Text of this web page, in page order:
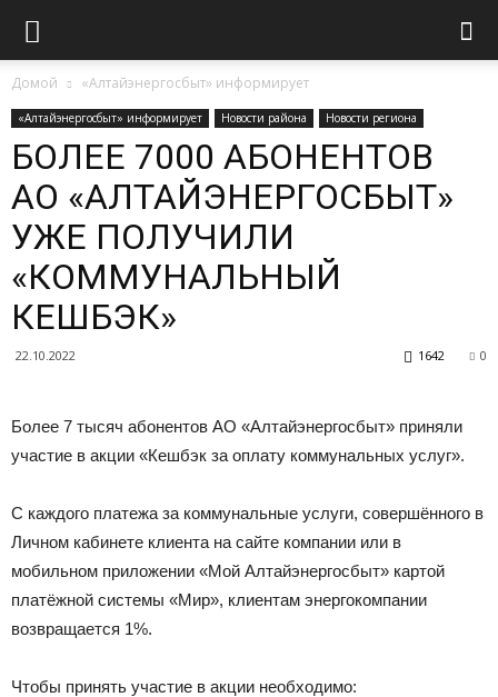
Домой «Алтайэнергосбыт» информирует
«Алтайэнергосбыт» информирует Новости района Новости региона
БОЛЕЕ 7000 АБОНЕНТОВ
АО «АЛТАЙЭНЕРГОСБЫТ»
УЖЕ ПОЛУЧИЛИ
«КОММУНАЛЬНЫЙ
КЕШБЭК»
22.10.2022 0
1642
Более 7 тысяч абонентов АО «Алтайэнергосбыт» приняли
участие в акции «Кешбэк за оплату коммунальных услуг».
С каждого платежа за коммунальные услуги, совершённого в
Личном кабинете клиента на сайте компании или в
мобильном приложении «Мой Алтайэнергосбыт» картой
платёжной системы «Мир», клиентам энергокомпании
возвращается 1%.
Чтобы принять участие в акции необходимо: